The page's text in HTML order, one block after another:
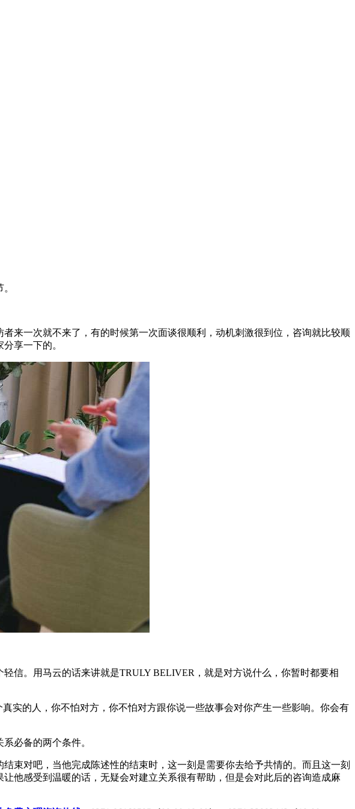
来一次就不来了，有的时候第一次面谈很顺利，动机刺激很到位，咨询就比较顺
享一下的。
信。用马云的话来讲就是TRULY BELIVER，就是对方说什么，你暂时都要相
实的人，你不怕对方，你不怕对方跟你说一些故事会对你产生一些影响。你会有
必备的两个条件。
束对吧，当他完成陈述性的结束时，这一刻是需要你去给予共情的。而且这一刻
他感受到温暖的话，无疑会对建立关系很有帮助，但是会对此后的咨询造成麻